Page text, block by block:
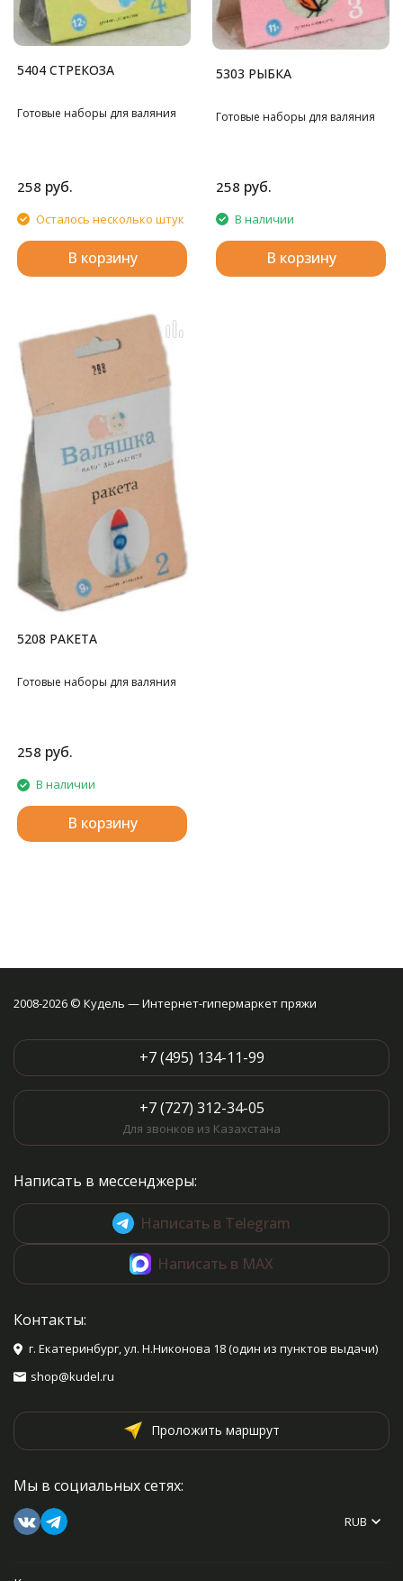
5404 СТРЕКОЗА
Готовые наборы для валяния
258 руб.
Осталось несколько штук
В корзину
5303 РЫБКА
Готовые наборы для валяния
258 руб.
В наличии
В корзину
5208 РАКЕТА
Готовые наборы для валяния
258 руб.
В наличии
В корзину
2008-2026 © Кудель — Интернет-гипермаркет пряжи
+7 (495) 134-11-99
+7 (727) 312-34-05
Для звонков из Казахстана
Написать в мессенджеры:
Написать в Telegram
Написать в MAX
Контакты:
г. Екатеринбург, ул. Н.Никонова 18 (один из пунктов выдачи)
shop@kudel.ru
Проложить маршрут
Мы в социальных сетях:
RUB